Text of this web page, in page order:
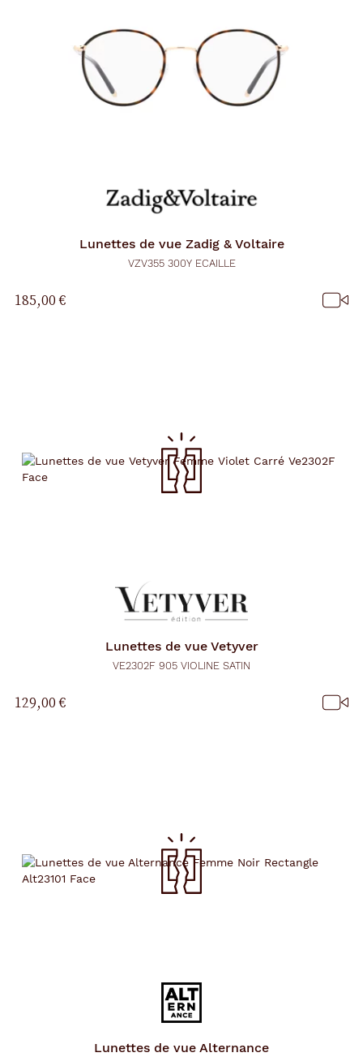
Lunettes de vue Zadig & Voltaire
VZV355 300Y ECAILLE
185,00 €
Lunettes de vue Vetyver
VE2302F 905 VIOLINE SATIN
129,00 €
Lunettes de vue Alternance